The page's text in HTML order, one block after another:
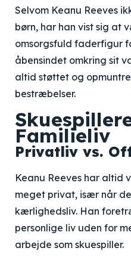
Selvom Keanu Reeves
børn, har han vist sig at
omsorgsfuld faderfigur
åbensindet omkring sit
altid støttet og
bestræbelser.
Familieliv
Privatliv vs.
Keanu Reeves har
meget privat, især når
kærlighedsliv. Han
personlige liv uden for
arbejde som skuespiller.